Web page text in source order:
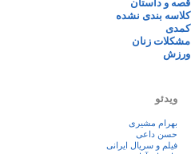
قصه و داستان
کلاسه بندی نشده
کمدی
مشکلات زنان
ورزش
ویدئو
بهرام مشیری
حسن داعی
فيلم و سريال ايرانی